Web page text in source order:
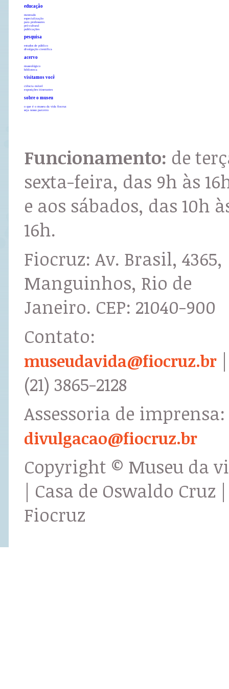
educação
mestrado
especialização
para professores
pró-cultural
publicações
pesquisa
estudos de público
divulgação científica
acervo
museológico
biblioteca
visitamos você
ciência móvel
exposições itinerantes
sobre o museu
o que é o museu da vida fiocruz
seja nosso parceiro
Funcionamento: de
sexta-feira, das 9h às
e aos sábados, das 10h
16h.
Fiocruz: Av. Brasil, 4365,
Manguinhos, Rio de
Janeiro. CEP: 21040-900
Contato:
museudavida@fiocruz.br |
(21) 3865-2128
Assessoria de imprensa:
divulgacao@fiocruz.br
Copyright © Museu da
| Casa de Oswaldo Cruz |
Fiocruz